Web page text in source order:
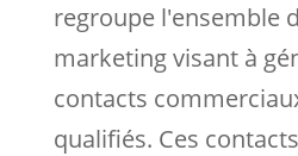
regroupe l'ensemble
marketing visant à
contacts
qualifiés. Ces